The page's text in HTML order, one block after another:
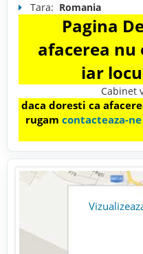
Tara: Romania
Pagina
afacerea nu
iar
Cabinet
daca doresti ca
rugam contacteaza-